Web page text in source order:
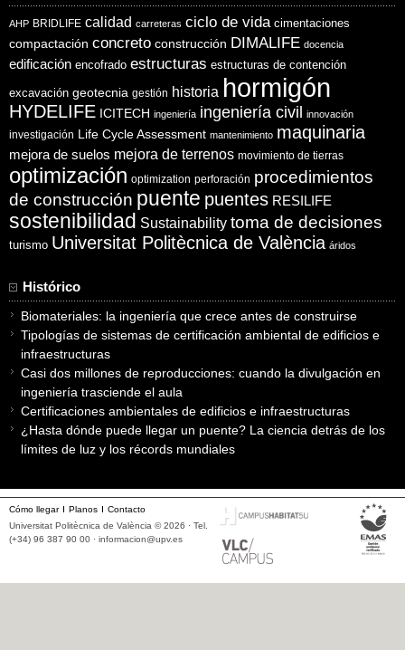
AHP BRIDLIFE calidad carreteras ciclo de vida cimentaciones
compactación concreto construcción DIMALIFE docencia
edificación encofrado estructuras estructuras de contención
excavación geotecnia gestión historia hormigón
HYDELIFE ICITECH ingeniería ingeniería civil innovación
investigación Life Cycle Assessment mantenimiento maquinaria
mejora de suelos mejora de terrenos movimiento de tierras
optimización optimization perforación procedimientos
de construcción puente puentes RESILIFE
sostenibilidad Sustainability toma de decisiones
turismo Universitat Politècnica de València áridos
Histórico
Biomateriales: la ingeniería que crece antes de construirse
Tipologías de sistemas de certificación ambiental de edificios e
infraestructuras
Casi dos millones de reproducciones: cuando la divulgación en
ingeniería trasciende el aula
Certificaciones ambientales de edificios e infraestructuras
¿Hasta dónde puede llegar un puente? La ciencia detrás de los
límites de luz y los récords mundiales
Cómo llegar Planos
Contacto
Universitat Politècnica de València © 2026 · Tel.
(+34) 96 387 90 00 · informacion@upv.es